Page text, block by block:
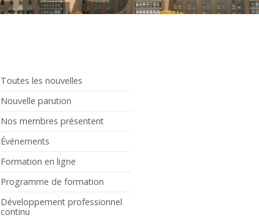
Toutes les nouvelles
Nouvelle parution
Nos membres présentent
Événements
Formation en ligne
Programme de formation
Développement professionnel
continu